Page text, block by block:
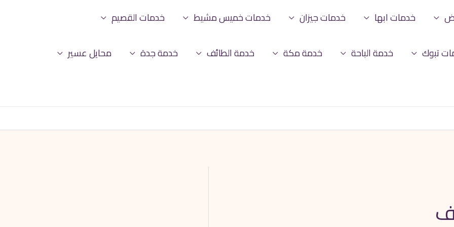
خدمات ابها خدمات جيزان خدمات خميس مشيط خدمات القصيم
تبوك خدمة الباحة خدمة مكة خدمة الطائف خدمة جدة محايل عسير